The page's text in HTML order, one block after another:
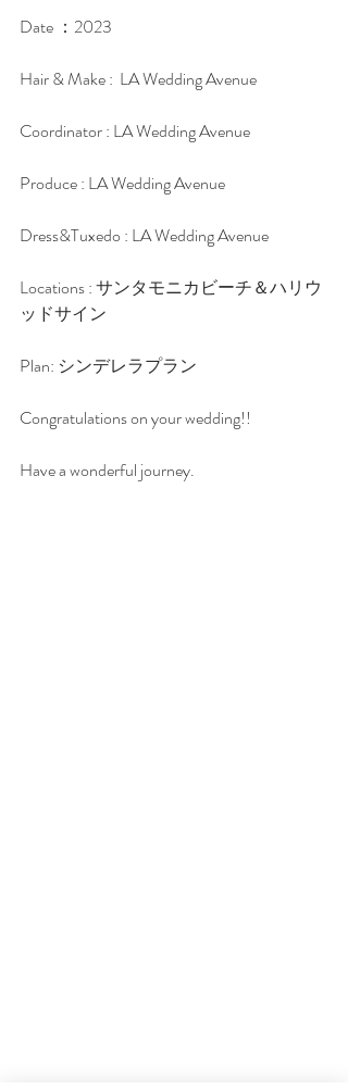
Date ：2023
Hair & Make :  LA Wedding Avenue
Coordinator : LA Wedding Avenue
Produce : LA Wedding Avenue
Dress&Tuxedo : LA Wedding Avenue
Locations : サンタモニカビーチ＆ハリウ
ッドサイン
Plan: シンデレラプラン
Congratulations on your wedding!!
Have a wonderful journey.